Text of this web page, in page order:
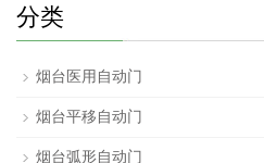
分类
烟台医用自动门
烟台平移自动门
烟台弧形自动门